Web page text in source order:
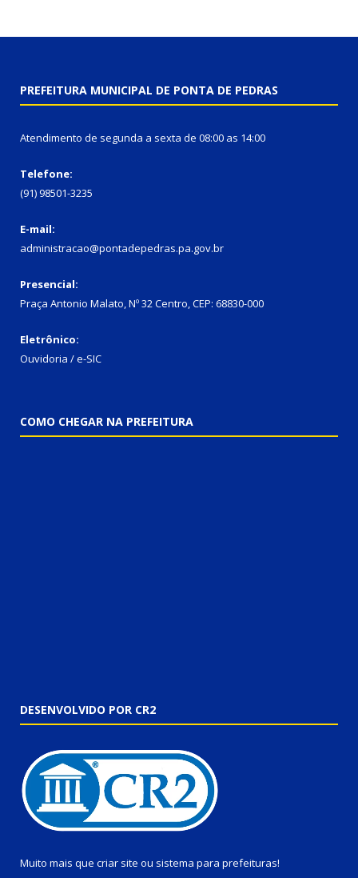
PREFEITURA MUNICIPAL DE PONTA DE PEDRAS
Atendimento de segunda a sexta de 08:00 as 14:00
Telefone:
(91) 98501-3235
E-mail:
administracao@pontadepedras.pa.gov.br
Presencial:
Praça Antonio Malato, Nº 32 Centro, CEP: 68830-000
Eletrônico:
Ouvidoria / e-SIC
COMO CHEGAR NA PREFEITURA
DESENVOLVIDO POR CR2
Muito mais que criar site ou sistema para prefeituras!